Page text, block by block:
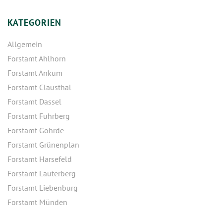
KATEGORIEN
Allgemein
Forstamt Ahlhorn
Forstamt Ankum
Forstamt Clausthal
Forstamt Dassel
Forstamt Fuhrberg
Forstamt Göhrde
Forstamt Grünenplan
Forstamt Harsefeld
Forstamt Lauterberg
Forstamt Liebenburg
Forstamt Münden